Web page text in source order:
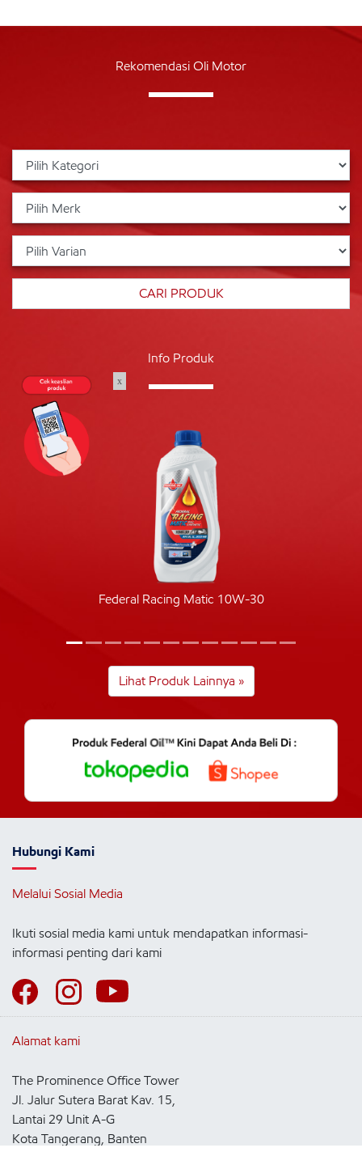
Rekomendasi Oli Motor
Info Produk
Federal Racing Matic 10W-30
Lihat Produk Lainnya »
Hubungi Kami
Melalui Sosial Media
Ikuti sosial media kami untuk mendapatkan informasi-
informasi penting dari kami
Alamat kami
The Prominence Office Tower
Jl. Jalur Sutera Barat Kav. 15,
Lantai 29 Unit A-G
Kota Tangerang, Banten
x